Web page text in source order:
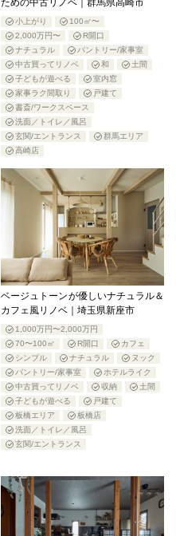
ための中古リノベ｜群馬県高崎市
小上がり
100㎡〜
2,000万円〜
R開口
ナチュラル
パントリー/家事室
中古買ってリノベ
和
土間
子どもが遊べる
室内窓
家事ラク間取り
戸建て
書斎/ワークスペース
洗面／トイレ／風呂
玄関/エントランス
群馬エリア
高崎店
ベージュトーンが優しいナチュラル＆
カフェ風リノベ｜埼玉県新座市
1,000万円〜2,000万円
70〜100㎡
R開口
カフェ
シンプル
ナチュラル
ヌック
パントリー/家事室
ホテルライク
中古買ってリノベ
収納
土間
子どもが遊べる
戸建て
板橋エリア
板橋店
洗面／トイレ／風呂
玄関/エントランス